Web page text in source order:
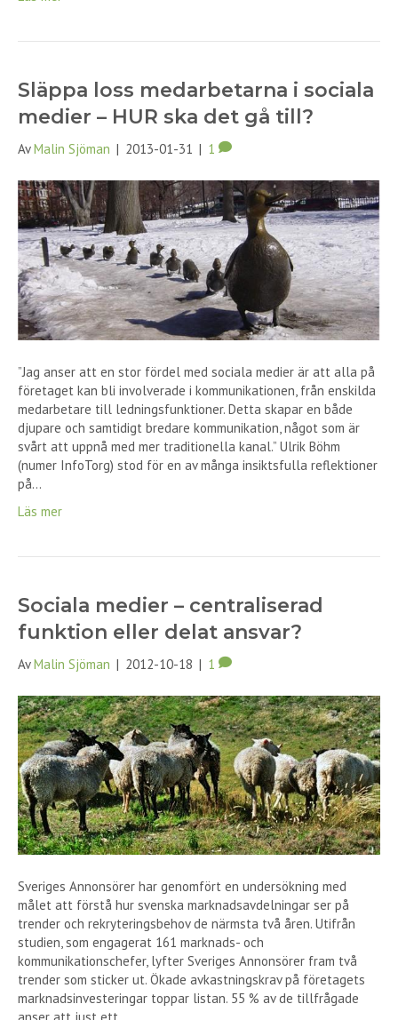
Släppa loss medarbetarna i sociala
medier – HUR ska det gå till?
AvMalin Sjöman | 2013-01-31 | 1
”Jag anser att en stor fördel med sociala medier är att alla på
företaget kan bli involverade i kommunikationen, från enskilda
medarbetare till ledningsfunktioner. Detta skapar en både
djupare och samtidigt bredare kommunikation, något som är
svårt att uppnå med mer traditionella kanal.” Ulrik Böhm
(numer InfoTorg) stod för en av många insiktsfulla reflektioner
på…
Läs mer
Sociala medier – centraliserad
funktion eller delat ansvar?
AvMalin Sjöman | 2012-10-18 | 1
Sveriges Annonsörer har genomfört en undersökning med
målet att förstå hur svenska marknadsavdelningar ser på
trender och rekryteringsbehov de närmsta två åren. Utifrån
studien, som engagerat 161 marknads- och
kommunikationschefer, lyfter Sveriges Annonsörer fram två
trender som sticker ut. Ökade avkastningskrav på företagets
marknadsinvesteringar toppar listan. 55 % av de tillfrågade